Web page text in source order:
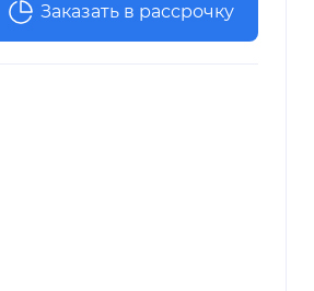
Заказать в рассрочку